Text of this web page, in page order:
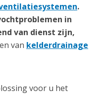
.
in
van dienst zijn,
van kelderdrainage
voor u het